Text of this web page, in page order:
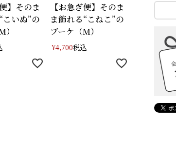
】そのま
こいぬ”の
【お急ぎ便】そのま
ま飾れる“こねこ”の
ブーケ（M）
¥4,700税込